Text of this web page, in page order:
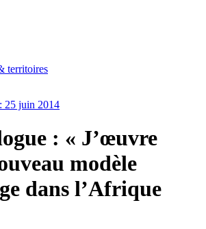
territoires
25 juin 2014
: « J’œuvre
modèle
dans l’Afrique